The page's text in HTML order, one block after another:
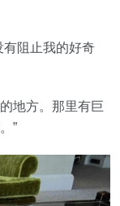
有阻止我的好奇
地方。那里有巨
”